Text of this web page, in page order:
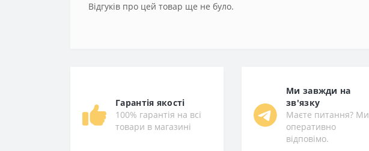
Відгуків про цей товар ще не було.
Гарантія якості
100% гарантія на всі
товари в магазині
Ми завжди на
зв'язку
Маєте питання? Ми
оперативно
відповімо.